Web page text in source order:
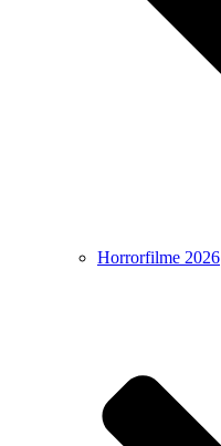
Horrorfilme 2026